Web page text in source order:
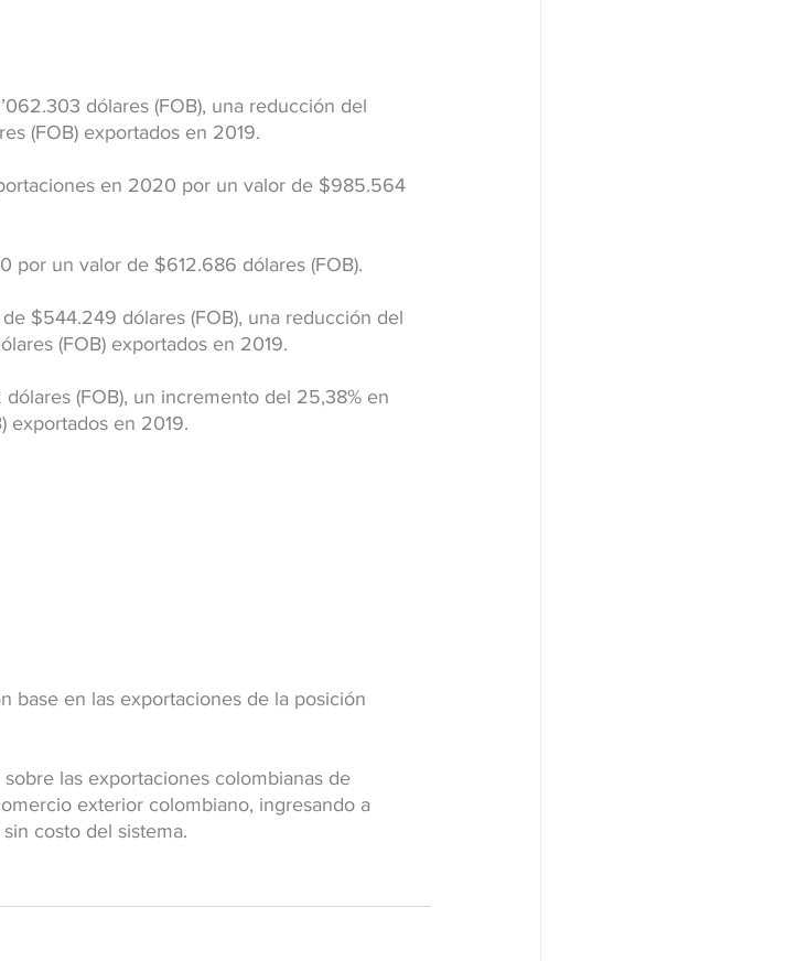
dólares (FOB), una reducción del
(FOB) exportados en 2019.
en 2020 por un valor de $985.564
un valor de $612.686 dólares (FOB).
$544.249 dólares (FOB), una reducción del
(FOB) exportados en 2019.
(FOB), un incremento del 25,38% en
exportados en 2019.
base en las exportaciones de la posición
las exportaciones colombianas de
exterior colombiano, ingresando a
costo del sistema.